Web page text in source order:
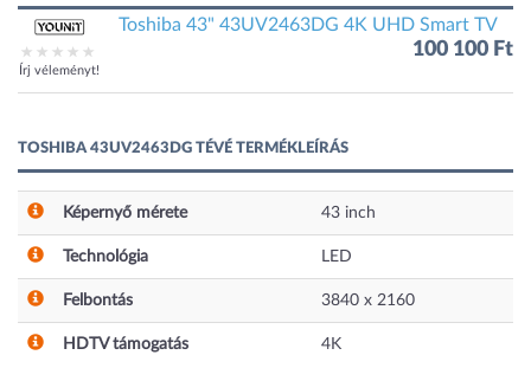
Írj véleményt!
Toshiba 43" 43UV2463DG 4K UHD Smart TV
100 100 Ft
TOSHIBA 43UV2463DG TÉVÉ TERMÉKLEÍRÁS
Képernyő mérete 43 inch
Technológia LED
Felbontás 3840 x 2160
HDTV támogatás 4K